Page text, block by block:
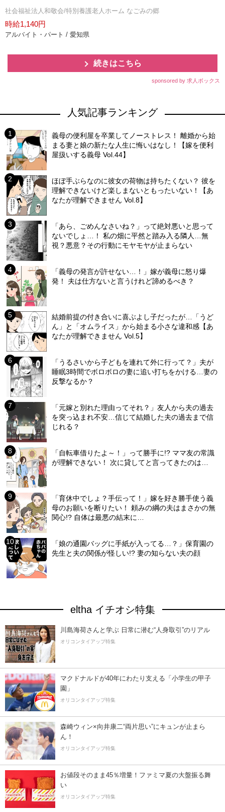
社会福祉法人和敬会/特別養護老人ホーム なごみの郷
時給1,140円
アルバイト・パート / 愛知県
続きはこちら
sponsored by 求人ボックス
人気記事ランキング
義母の便利屋を卒業してノーストレス！ 離婚から始
まる妻と娘の新たな人生に悔いはなし！【嫁を便利
屋扱いする義母 Vol.44】
ほぼ手ぶらなのに彼女の荷物は持ちたくない？ 彼を
理解できないけど楽しまないともったいない！【あ
なたが理解できません Vol.8】
「あら、ごめんなさいね？」って絶対悪いと思って
ないでしょ…！ 私の畑に平然と踏み入る隣人…無
視？悪意？その行動にモヤモヤが止まらない
「義母の発言が許せない…！」嫁が義母に怒り爆
発！ 夫は仕方ないと言うけれど諦めるべき？
結婚前提の付き合いに喜ぶよし子だったが…「うど
ん」と「オムライス」から始まる小さな違和感【あ
なたが理解できません Vol.5】
「うるさいから子どもを連れて外に行って？」夫が
睡眠3時間でボロボロの妻に追い打ちをかける…妻の
反撃なるか？
「元嫁と別れた理由ってそれ？」友人から夫の過去
を突っ込まれ不安…信じて結婚した夫の過去まで信
じれる？
「自転車借りたよ～！」って勝手に!? ママ友の常識
が理解できない！ 次に貸してと言ってきたのは…
「育休中でしょ？手伝って！」嫁を好き勝手使う義
母のお願いを断りたい！ 頼みの綱の夫はまさかの無
関心!? 自体は最悪の結末に…
「娘の通園バッグに手紙が入ってる…？」保育園の
先生と夫の関係が怪しい!? 妻の知らない夫の顔
eltha イチオシ特集
川島海荷さんと学ぶ 日常に潜む“人身取引”のリアル
オリコンタイアップ特集
マクドナルドが40年にわたり支える「小学生の甲子
園」
オリコンタイアップ特集
森崎ウィン×向井康二“両片思い”にキュンが止まら
ん！
オリコンタイアップ特集
お値段そのまま45％増量！ファミマ夏の大盤振る舞
い
オリコンタイアップ特集